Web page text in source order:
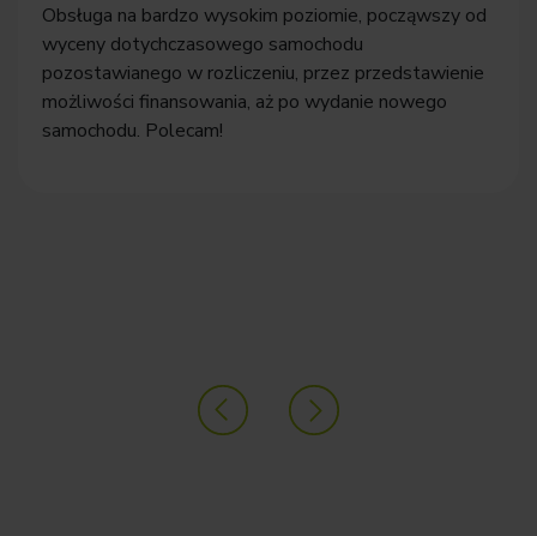
Obsługa na bardzo wysokim poziomie, począwszy od
wyceny dotychczasowego samochodu
pozostawianego w rozliczeniu, przez przedstawienie
możliwości finansowania, aż po wydanie nowego
samochodu. Polecam!